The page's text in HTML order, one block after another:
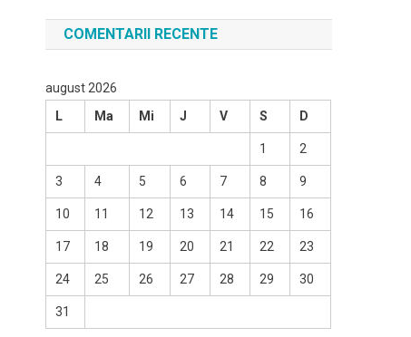
COMENTARII RECENTE
august 2026
L
Ma Mi J V S D
1 2
3 4 5 6 7 8 9
10 11 12 13 14 15 16
17 18 19 20 21 22 23
24 25 26 27 28 29 30
31